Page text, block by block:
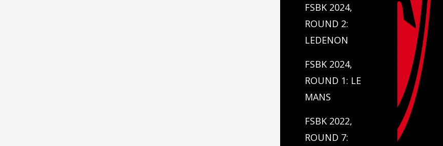
FSBK 2024,
ROUND 2:
LEDENON
FSBK 2024,
ROUND 1: LE
MANS
FSBK 2022,
ROUND 7: